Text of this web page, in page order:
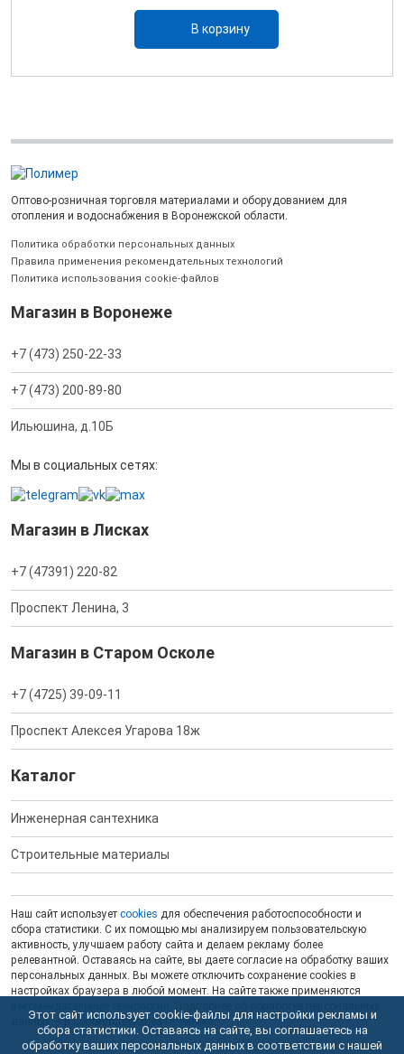
В корзину
Оптово-розничная торговля материалами и оборудованием для
отопления и водоснабжения в Воронежской области.
Политика обработки персональных данных
Правила применения рекомендательных технологий
Политика использования cookie-файлов
Магазин в Воронеже
+7 (473) 250-22-33
+7 (473) 200-89-80
Ильюшина, д.10Б
Мы в социальных сетях:
Магазин в Лисках
+7 (47391) 220-82
Проспект Ленина, 3
Магазин в Старом Осколе
+7 (4725) 39-09-11
Проспект Алексея Угарова 18ж
Каталог
Инженерная сантехника
Строительные материалы
Наш сайт использует cookies для обеспечения работоспособности и
сбора статистики. С их помощью мы анализируем пользовательскую
активность, улучшаем работу сайта и делаем рекламу более
релевантной. Оставаясь на сайте, вы даете согласие на обработку ваших
персональных данных. Вы можете отключить сохранение cookies в
настройках браузера в любой момент. На сайте также применяются
данных — в соответствующейПолитике.
Этот сайт использует cookie-файлы для настройки рекламы и
сбора статистики. Оставаясь на сайте, вы соглашаетесь на
обработку ваших персональных данных в соответствии с нашей